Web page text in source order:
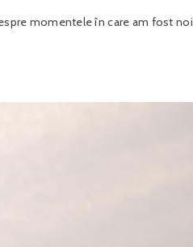
momentele în care am fost noi